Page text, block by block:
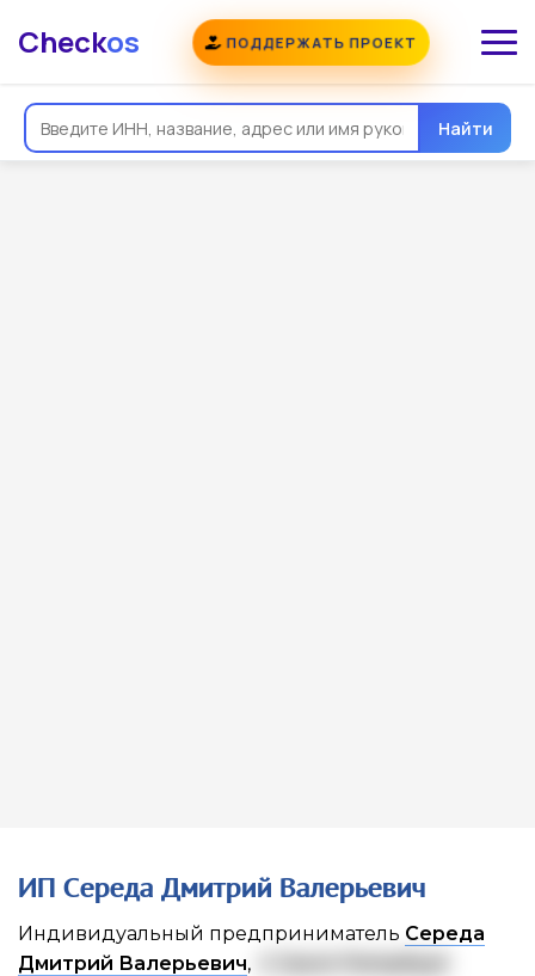
Checkos ПОДДЕРЖАТЬ ПРОЕКТ
Найти
ИП Середа Дмитрий Валерьевич
Индивидуальный предприниматель Середа
Дмитрий Валерьевич,